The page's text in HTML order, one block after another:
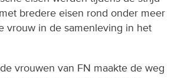
bredere eisen rond onder meer
vrouw in de samenleving in het
vrouwen van FN maakte de weg